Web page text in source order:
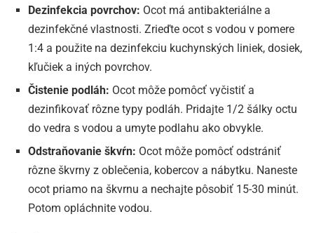
Dezinfekcia povrchov: Ocot má antibakteriálne a
dezinfekčné vlastnosti. Zrieďte ocot s vodou v pomere
1:4 a použite na dezinfekciu kuchynských liniek, dosiek,
kľučiek a iných povrchov.
Čistenie podláh: Ocot môže pomôcť vyčistiť a
dezinfikovať rôzne typy podláh. Pridajte 1/2 šálky octu
do vedra s vodou a umyte podlahu ako obvykle.
Odstraňovanie škvŕn: Ocot môže pomôcť odstrániť
rôzne škvrny z oblečenia, kobercov a nábytku. Naneste
ocot priamo na škvrnu a nechajte pôsobiť 15-30 minút.
Potom opláchnite vodou.